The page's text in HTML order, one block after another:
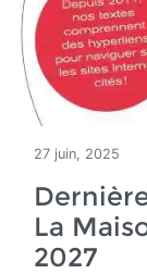
27 juin, 2025
La
2027